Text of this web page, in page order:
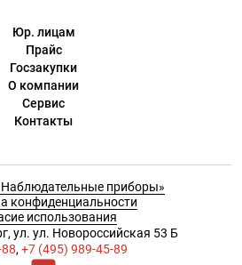
Юр. лицам
Прайс
Госзакупки
О компании
Сервис
Контакты
приборы»
конфиденциальности
использования
ул. ул. Новороссийская 53 Б
, +7 (495) 989-45-89